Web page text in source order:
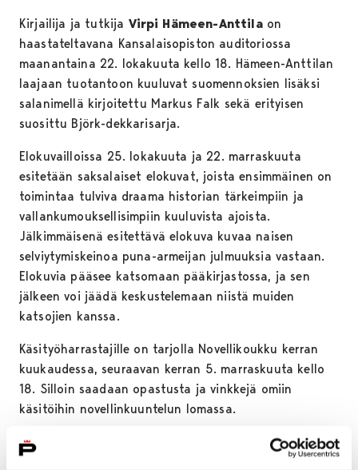
Kirjailija ja tutkija Virpi Hämeen-Anttilaon
haastateltavana Kansalaisopiston auditoriossa
maanantaina 22. lokakuuta kello 18. Hämeen-Anttilan
laajaan tuotantoon kuuluvat suomennoksien lisäksi
salanimellä kirjoitettu Markus Falk sekä erityisen
suosittu Björk-dekkarisarja.
Elokuvailloissa 25. lokakuuta ja 22. marraskuuta
esitetään saksalaiset elokuvat, joista ensimmäinen on
toimintaa tulviva draama historian tärkeimpiin ja
vallankumouksellisimpiin kuuluvista ajoista.
Jälkimmäisenä esitettävä elokuva kuvaa naisen
selviytymiskeinoa puna-armeijan julmuuksia vastaan.
Elokuvia pääsee katsomaan pääkirjastossa, ja sen
jälkeen voi jäädä keskustelemaan niistä muiden
katsojien kanssa.
Käsityöharrastajille on tarjolla Novellikoukku kerran
kuukaudessa, seuraavan kerran 5. marraskuuta kello
18. Silloin saadaan opastusta ja vinkkejä omiin
käsitöihin novellinkuuntelun lomassa.
Lukupiiri kokoontuu kuukausittain pääkirjastossa.